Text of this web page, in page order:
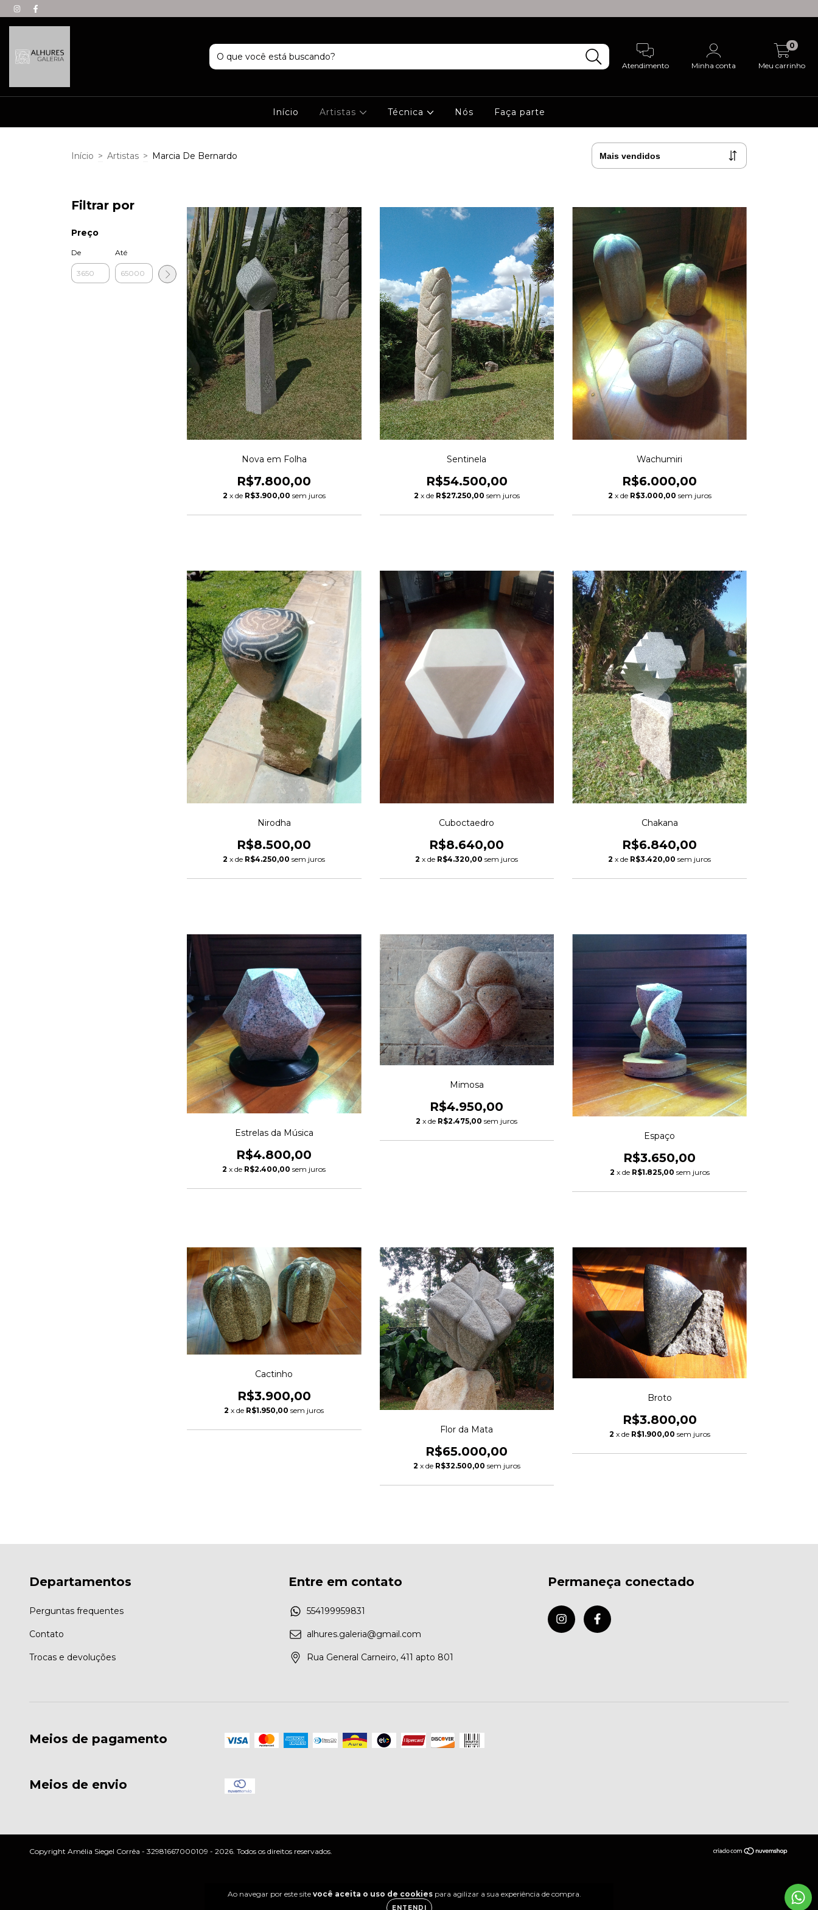
Atendimento Minha conta Meu carrinho
0
Início Artistas Técnica Nós Faça parte
Ao navegar por este site você aceita o uso de cookiespara agilizar a sua experiência de compra.
ENTENDI
Início > Artistas > Marcia De Bernardo
Filtrar por
Preço
De Até
Nova em Folha
R$7.800,00
2 x de R$3.900,00 sem juros
Sentinela
R$54.500,00
2 x de R$27.250,00 sem juros
Wachumiri
R$6.000,00
2 x de R$3.000,00 sem juros
Nirodha
R$8.500,00
2 x de R$4.250,00 sem juros
Cuboctaedro
R$8.640,00
2 x de R$4.320,00 sem juros
Chakana
R$6.840,00
2 x de R$3.420,00 sem juros
Estrelas da Música
R$4.800,00
2 x de R$2.400,00 sem juros
Mimosa
R$4.950,00
2 x de R$2.475,00 sem juros
Espaço
R$3.650,00
2 x de R$1.825,00 sem juros
Cactinho
R$3.900,00
2 x de R$1.950,00 sem juros
Flor da Mata
R$65.000,00
2 x de R$32.500,00 sem juros
Broto
R$3.800,00
2 x de R$1.900,00 sem juros
Departamentos
Perguntas frequentes
Contato
Trocas e devoluções
Entre em contato
554199959831
alhures.galeria@gmail.com
Rua General Carneiro, 411 apto 801
Permaneça conectado
Meios de pagamento
Meios de envio
Copyright Amélia Siegel Corrêa - 32981667000109 - 2026. Todos os direitos reservados.